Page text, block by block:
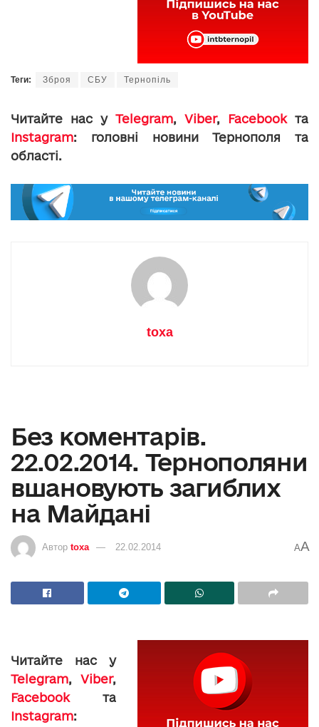
Теги: Зброя СБУ Тернопіль
Читайте нас у Telegram, Viber, Facebookта
Instagram: головні новини Тернополя та
області.
toxa
Без коментарів.
22.02.2014. Тернополяни
вшановують загиблих
на Майдані
Автор toxa 22.02.2014 AA
Читайте нас у
Telegram, Viber,
Facebookта
Instagram: